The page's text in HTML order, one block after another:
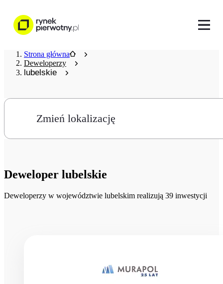
Strona główna
Deweloperzy
lubelskie
Zmień lokalizację
Deweloper lubelskie
Deweloperzy w województwie lubelskim realizują 39 inwestycji